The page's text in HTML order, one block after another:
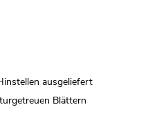
ausgeliefert
Blättern